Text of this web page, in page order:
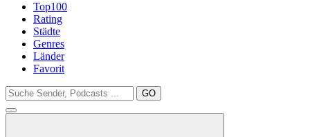
Top100
Rating
Städte
Genres
Länder
Favorit
GO